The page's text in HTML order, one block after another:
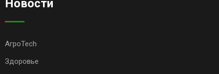
Новости
АгроTech
Здоровье